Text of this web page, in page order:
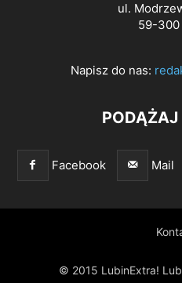
ul.
59-300
Napisz do nas:
Facebook Mail
© 2015 LubinExtra!